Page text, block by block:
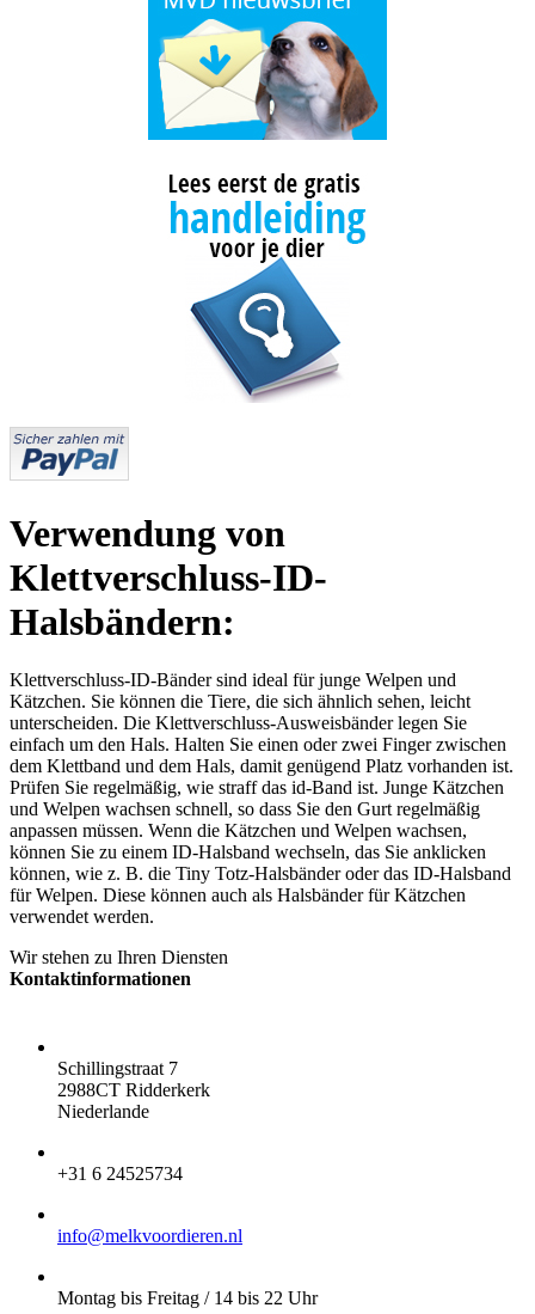
Verwendung von
Klettverschluss-ID-
Halsbändern:
Klettverschluss-ID-Bänder sind ideal für junge Welpen und
Kätzchen. Sie können die Tiere, die sich ähnlich sehen, leicht
unterscheiden. Die Klettverschluss-Ausweisbänder legen Sie
einfach um den Hals. Halten Sie einen oder zwei Finger zwischen
dem Klettband und dem Hals, damit genügend Platz vorhanden ist.
Prüfen Sie regelmäßig, wie straff das id-Band ist. Junge Kätzchen
und Welpen wachsen schnell, so dass Sie den Gurt regelmäßig
anpassen müssen. Wenn die Kätzchen und Welpen wachsen,
können Sie zu einem ID-Halsband wechseln, das Sie anklicken
können, wie z. B. die Tiny Totz-Halsbänder oder das ID-Halsband
für Welpen. Diese können auch als Halsbänder für Kätzchen
verwendet werden.
Wir stehen zu Ihren Diensten
Kontaktinformationen
Schillingstraat 7
2988CT Ridderkerk
Niederlande
+31 6 24525734
info@melkvoordieren.nl
Montag bis Freitag / 14 bis 22 Uhr